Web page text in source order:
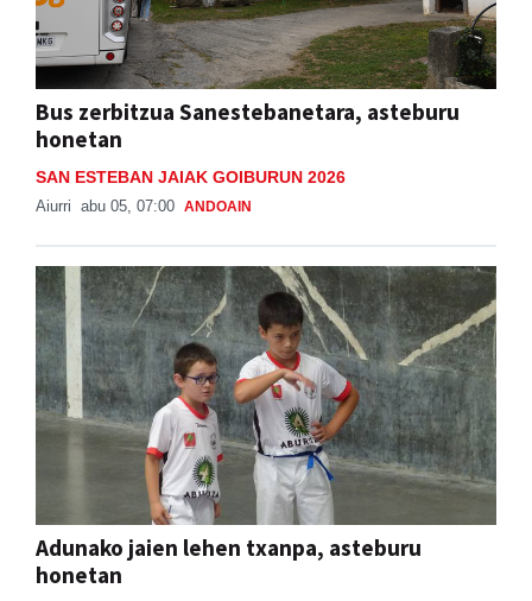
Bus zerbitzua Sanestebanetara, asteburu
honetan
SAN ESTEBAN JAIAK GOIBURUN 2026
Aiurri abu 05, 07:00 ANDOAIN
Adunako jaien lehen txanpa, asteburu
honetan